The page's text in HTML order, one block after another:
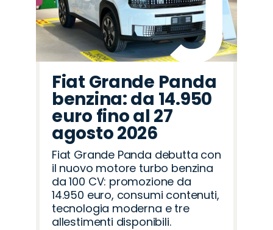
Fiat Grande Panda
benzina: da 14.950
euro fino al 27
agosto 2026
Fiat Grande Panda debutta con
il nuovo motore turbo benzina
da 100 CV: promozione da
14.950 euro, consumi contenuti,
tecnologia moderna e tre
allestimenti disponibili.